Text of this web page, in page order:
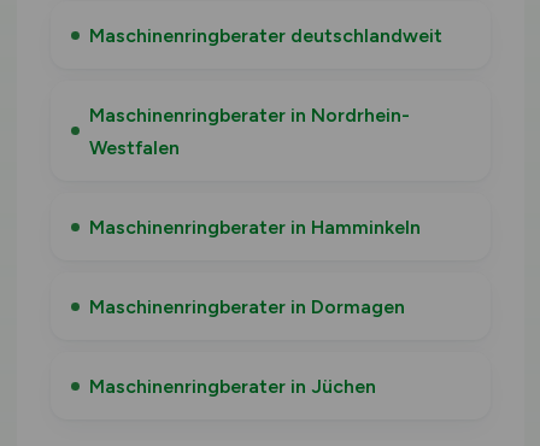
Maschinenringberater deutschlandweit
Maschinenringberater in Nordrhein-
Westfalen
Maschinenringberater in Hamminkeln
Maschinenringberater in Dormagen
Maschinenringberater in Jüchen